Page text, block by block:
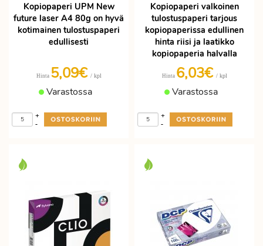
Kopiopaperi UPM New
future laser A4 80g on hyvä
kotimainen tulostuspaperi
edullisesti
Hinta 5,09€ / kpl
Varastossa
-
+
Kopiopaperi valkoinen
tulostuspaperi tarjous
kopiopaperissa edullinen
hinta riisi ja laatikko
kopiopaperia halvalla
Hinta 6,03€ / kpl
Varastossa
-
+